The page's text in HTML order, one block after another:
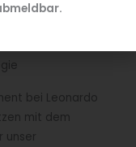
bei Leonardo
mit dem
unser